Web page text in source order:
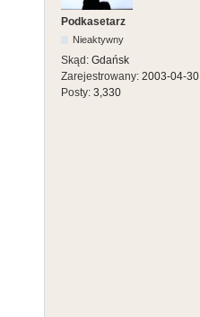
Podkasetarz
Nieaktywny
Skąd: Gdańsk
Zarejestrowany: 2003-04-30
Posty: 3,330